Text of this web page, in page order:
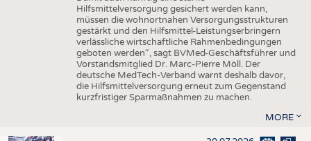
Hilfsmittelversorgung gesichert werden kann,
müssen die wohnortnahen Versorgungsstrukturen
gestärkt und den Hilfsmittel-Leistungserbringern
verlässliche wirtschaftliche Rahmenbedingungen
geboten werden“, sagt BVMed-Geschäftsführer und
Vorstandsmitglied Dr. Marc-Pierre Möll. Der
deutsche MedTech-Verband warnt deshalb davor,
die Hilfsmittelversorgung erneut zum Gegenstand
kurzfristiger Sparmaßnahmen zu machen.
MORE